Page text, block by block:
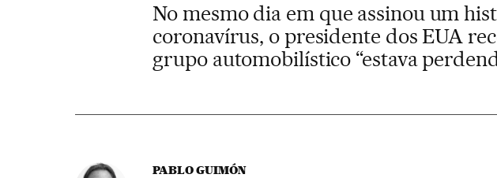
No mesmo dia em que assinou um
coronavírus, o presidente dos EUA
grupo automobilístico “estava
PABLO GUIMÓN